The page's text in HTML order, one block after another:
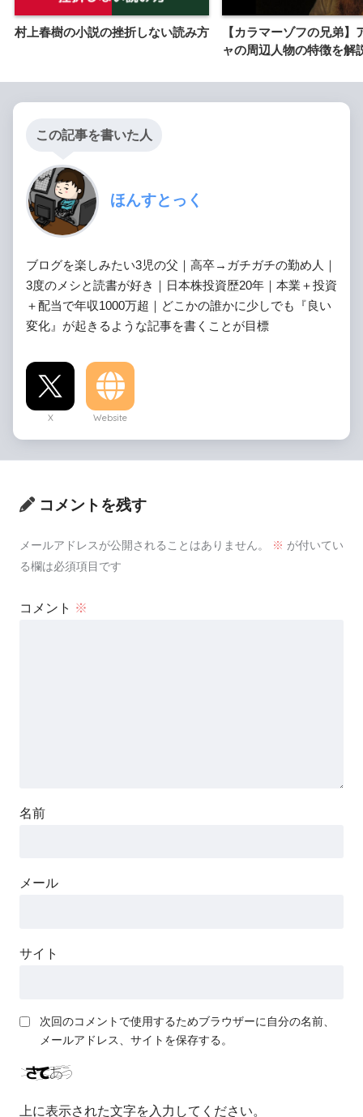
村上春樹の小説の挫折しない読み方
【カラマーゾフの兄弟】
ャの周辺人物の特徴を解
この記事を書いた人
ほんすとっく
ブログを楽しみたい3児の父｜高卒→ガチガチの勤め人｜
3度のメシと読書が好き｜日本株投資歴20年｜本業＋投資
＋配当で年収1000万超｜どこかの誰かに少しでも『良い
変化』が起きるような記事を書くことが目標
X Website
コメントを残す
メールアドレスが公開されることはありません。 ※ が付いてい
る欄は必須項目です
コメント ※
名前
メール
サイト
次回のコメントで使用するためブラウザーに自分の名前、
メールアドレス、サイトを保存する。
上に表示された文字を入力してください。